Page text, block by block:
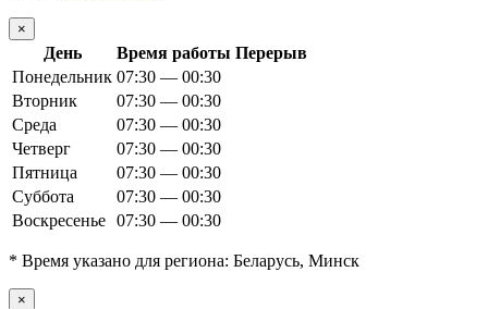
×
День Время работы Перерыв
Понедельник 07:30 — 00:30
Вторник
07:30 — 00:30
Среда
07:30 — 00:30
Четверг
07:30 — 00:30
Пятница
07:30 — 00:30
Суббота
07:30 — 00:30
Воскресенье 07:30 — 00:30
* Время указано для региона: Беларусь, Минск
×